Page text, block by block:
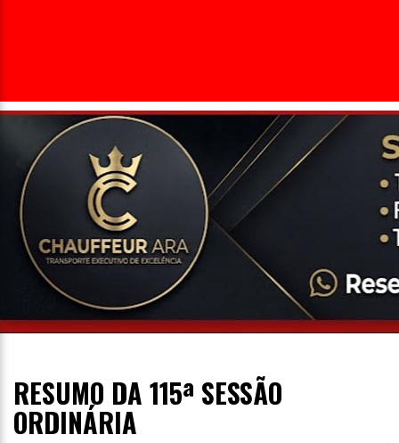
RESUMO DA 115ª SESSÃO
ORDINÁRIA